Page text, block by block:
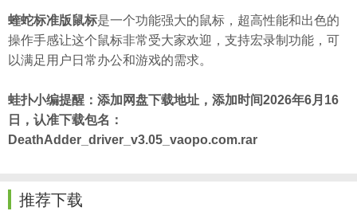
蝰蛇标准版鼠标是一个功能强大的鼠标，超高性能和出色的
操作手感让这个鼠标非常受大家欢迎，支持宏录制功能，可
以满足用户日常办公和游戏的需求。
蛙扑小编提醒：添加网盘下载地址，添加时间2026年6月16
日，认准下载包名：
DeathAdder_driver_v3.05_vaopo.com.rar
推荐下载